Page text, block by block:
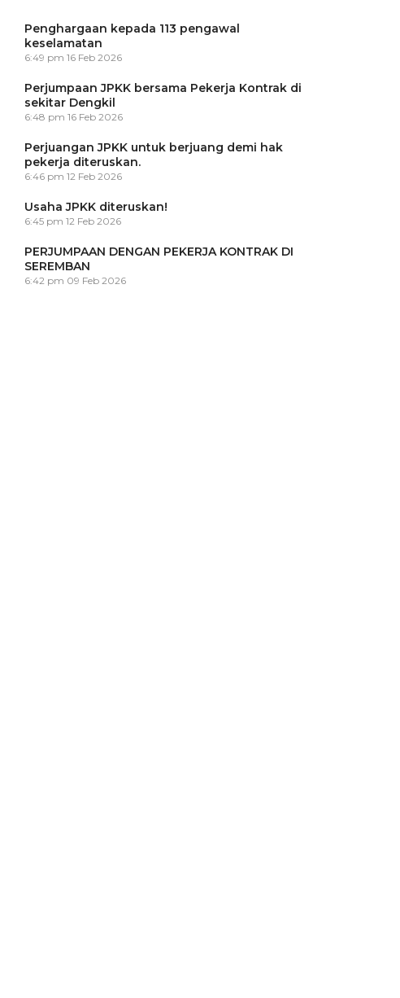
Penghargaan kepada 113 pengawal
keselamatan
6:49 pm 16 Feb 2026
Perjumpaan JPKK bersama Pekerja Kontrak di
sekitar Dengkil
6:48 pm 16 Feb 2026
Perjuangan JPKK untuk berjuang demi hak
pekerja diteruskan.
6:46 pm 12 Feb 2026
Usaha JPKK diteruskan!
6:45 pm 12 Feb 2026
PERJUMPAAN DENGAN PEKERJA KONTRAK DI
SEREMBAN
6:42 pm 09 Feb 2026